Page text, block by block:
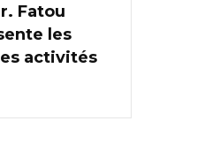
Fatou
les
activités